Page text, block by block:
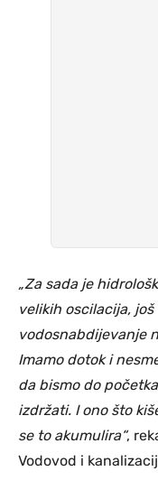
„Za sada je
velikih oscilacija,
vodosnabdijevanje
Imamo dotok i
da bismo do
izdržati. I ono što
se to akumulira“,
Vodovod i